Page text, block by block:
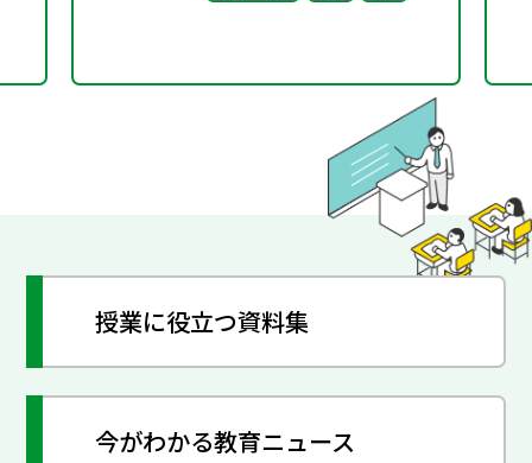
授業に役立つ資料集
今がわかる教育ニュース